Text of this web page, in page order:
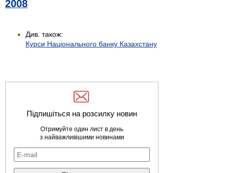
2008
Див. також:
Курси Національного банку Казахстану
Підпишіться на розсилку новин
Отримуйте один лист в день
з найважливішими новинами